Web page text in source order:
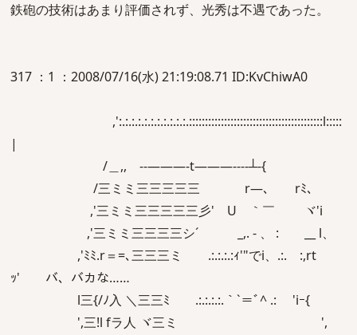
鉄砲の技術はあまり評価されず、光秀は不遇であった。
317 ：1 ：2008/07/16(水) 21:19:08.71 ID:KvChiwA0
,':.:.:.:.:.:.:.:.:.:.:.::::::::::::::::::::::::::::::::::::::::::l:::::
|
/＿,, --―――‐t―――----┴-{
/三ミミ三三三三三 r―､ rﾐ、
,'三ミミ三三三三三彡' U ｀￣ ヾ'i
,'三ミミ三三三三シ´ _,. - 、 : __ l、
,'ﾐﾐ.r＝=､三三三ミ .:.:.:.:ｨ'"でi、.:. :,rt
ｯ' バ、バカな……
l三{/ﾉ入 ＼三三ﾐ .:.:.:.:.｀`＝ﾞ^ .: 'iｰ{
',三!l fラ人 ヾ三ミ ',